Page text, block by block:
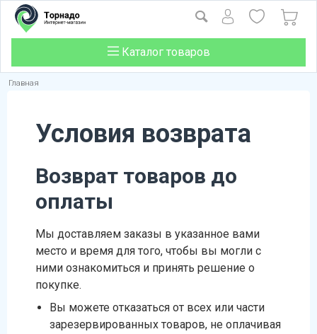
Каталог товаров
Главная
Условия возврата
Возврат товаров до
оплаты
Мы доставляем заказы в указанное вами
место и время для того, чтобы вы могли с
ними ознакомиться и принять решение о
покупке.
Вы можете отказаться от всех или части
зарезервированных товаров, не оплачивая